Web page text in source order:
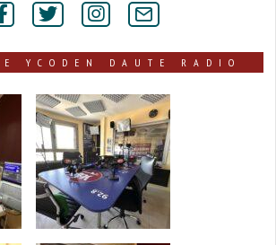
YCODEN DAUTE RADIO